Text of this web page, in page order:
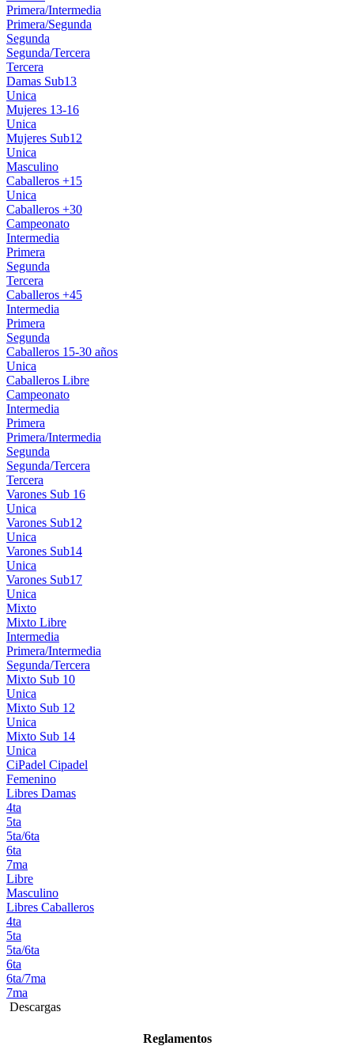
Primera/Intermedia
Primera/Segunda
Segunda
Segunda/Tercera
Tercera
Damas Sub13
Unica
Mujeres 13-16
Unica
Mujeres Sub12
Unica
Masculino
Caballeros +15
Unica
Caballeros +30
Campeonato
Intermedia
Primera
Segunda
Tercera
Caballeros +45
Intermedia
Primera
Segunda
Caballeros 15-30 años
Unica
Caballeros Libre
Campeonato
Intermedia
Primera
Primera/Intermedia
Segunda
Segunda/Tercera
Tercera
Varones Sub 16
Unica
Varones Sub12
Unica
Varones Sub14
Unica
Varones Sub17
Unica
Mixto
Mixto Libre
Intermedia
Primera/Intermedia
Segunda/Tercera
Mixto Sub 10
Unica
Mixto Sub 12
Unica
Mixto Sub 14
Unica
CiPadel Cipadel
Femenino
Libres Damas
4ta
5ta
5ta/6ta
6ta
7ma
Libre
Masculino
Libres Caballeros
4ta
5ta
5ta/6ta
6ta
6ta/7ma
7ma
Descargas
Reglamentos